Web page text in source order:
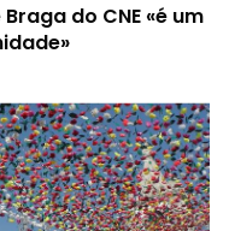
do CNE «é um